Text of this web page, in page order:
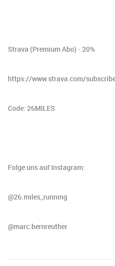
Strava (Premium Abo) - 20%⁠⁠⁠⁠⁠⁠⁠⁠⁠⁠⁠⁠⁠⁠⁠⁠⁠⁠⁠⁠⁠
⁠⁠⁠⁠⁠⁠⁠⁠⁠⁠https://www.strava.com/
Code: 26MILES
Folge uns auf Instagram:
⁠⁠⁠⁠⁠⁠⁠⁠⁠@26.miles_running⁠⁠⁠⁠⁠⁠⁠⁠⁠
⁠⁠⁠⁠⁠⁠⁠⁠⁠@marc.bernreuther⁠⁠⁠⁠⁠⁠⁠⁠⁠